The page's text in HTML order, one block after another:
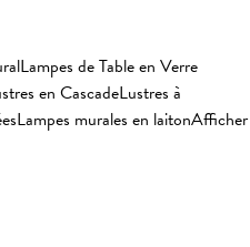
Lampes de Table en Verre
en CascadeLustres à
Lampes murales en laitonAfficher